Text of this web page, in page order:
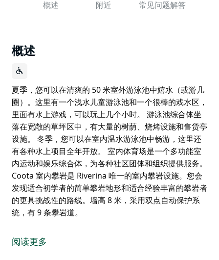
概述 附近 常见问题解答
概述
夏季，您可以在清爽的 50 米室外游泳池中嬉水（或游几
圈）。这里有一个浅水儿童游泳池和一个很棒的戏水区，
里面有水上游戏，可以玩上几个小时。 游泳池综合体坐
落在宽敞的草坪区中，有大量的树荫、烧烤设施和售货亭
设施。 冬季，您可以在室内温水游泳池中畅游，这里还
有各种水上项目全年开放。 室内体育场是一个多功能室
内运动和娱乐综合体，为各种社区团体和组织提供服务。
Coota 室内攀岩是 Riverina 唯一的室内攀岩设施。您会
发现适合初学者的简单攀岩地形和适合经验丰富的攀岩者
的更具挑战性的路线。墙高 8 米，采用双点自动保护系
统，有 9 条攀岩道。
圈）。这里有一个浅水儿童游泳池和一个很棒的戏水区，
里面有水上游戏，可以玩上几个小时。
阅读更多